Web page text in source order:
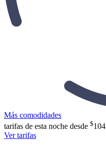
Más comodidades
tarifas de esta noche desde $104
Ver tarifas